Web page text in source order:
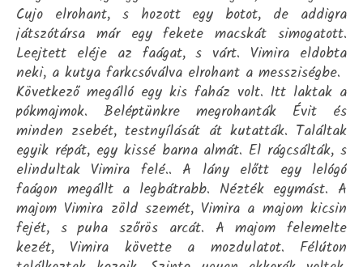
Cujo elrohant, s hozott egy botot, de addigra
játszótársa már egy fekete macskát simogatott.
Leejtett eléje az faágat, s várt. Vimira eldobta
neki, a kutya farkcsóválva elrohant a messziségbe.
Következő megálló egy kis faház volt. Itt laktak a
pókmajmok. Beléptünkre megrohanták Évit és
minden zsebét, testnyílását át kutatták. Találtak
egyik répát, egy kissé barna almát. El rágcsálták, s
elindultak Vimira felé.. A lány előtt egy lelógó
faágon megállt a legbátrabb. Nézték egymást. A
majom Vimira zöld szemét, Vimira a majom kicsin
fejét, s puha szőrös arcát. A majom felemelte
kezét, Vimira követte a mozdulatot. Félúton